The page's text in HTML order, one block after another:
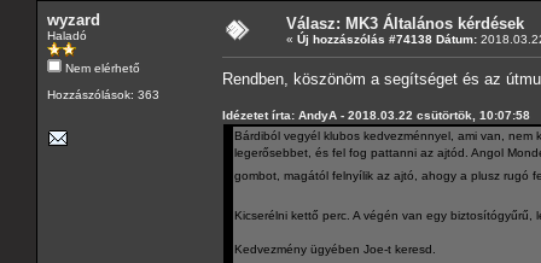
wyzard
Haladó
Nem elérhető
Hozzászólások: 363
Válasz: MK3 Általános kérdések
« Új hozzászólás #74138 Dátum:
Rendben, köszönöm a segítséget és az
Idézetet írta: AndyA - 2018.03.22 csütörtök, 10:07:58
Bárdiból vegyél klubos kedvezménnyel, ami van,
legerősebbet, és fel fog pattanni az ajtód. Angol
gombot, magától felnyílik az ajtó, ahogy a plusz rugó
Kicserélni kettő perc. A végén van egy
Kedvezmény ügyében Joe-t keresd.